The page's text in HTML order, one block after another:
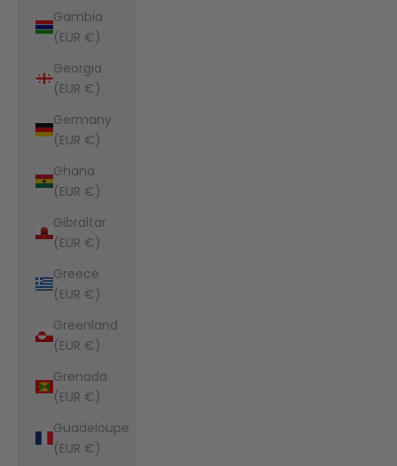
Gambia
(EUR €)
Georgia
(EUR €)
Germany
(EUR €)
Ghana
(EUR €)
Gibraltar
(EUR €)
Greece
(EUR €)
Greenland
(EUR €)
Grenada
(EUR €)
Guadeloupe
(EUR €)